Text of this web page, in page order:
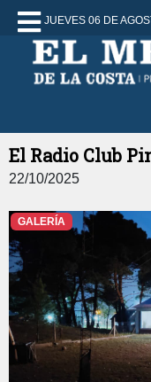
JUEVES 06 DE
El Radio Club
22/10/2025
GALERÍA